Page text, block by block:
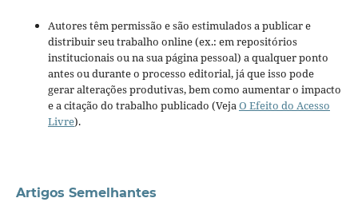
Autores têm permissão e são estimulados a publicar e
distribuir seu trabalho online (ex.: em repositórios
institucionais ou na sua página pessoal) a qualquer ponto
antes ou durante o processo editorial, já que isso pode
gerar alterações produtivas, bem como aumentar o impacto
e a citação do trabalho publicado (VejaO Efeito do Acesso
Livre).
Artigos Semelhantes